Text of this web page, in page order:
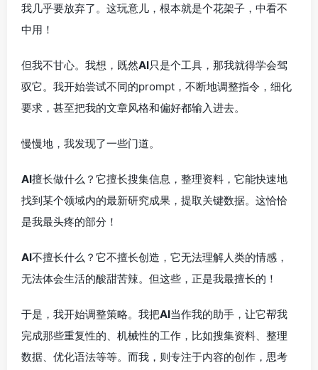
我几乎要放弃了。这玩意儿，根本就是个花架子，中看不
中用！
但我不甘心。我想，既然AI只是个工具，那我就得学会驾
驭它。我开始尝试不同的prompt，不断地调整指令，细化
要求，甚至把我的文章风格和偏好都输入进去。
慢慢地，我发现了一些门道。
AI擅长做什么？它擅长搜集信息，整理资料，它能快速地
找到某个领域内的最新研究成果，提取关键数据。这恰恰
是我最头疼的部分！
AI不擅长什么？它不擅长创造，它无法理解人类的情感，
无法体会生活的酸甜苦辣。但这些，正是我最擅长的！
于是，我开始调整策略。我把AI当作我的助手，让它帮我
完成那些重复性的、机械性的工作，比如搜集资料、整理
数据、优化语法等等。而我，则专注于内容的创作，思考